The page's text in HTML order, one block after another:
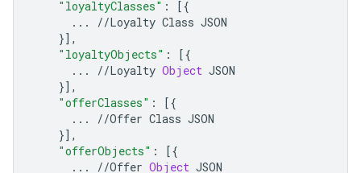
"loyaltyClasses" :
[{
...
//Loyalty Class JSON
}],
"loyaltyObjects" :
[{
...
//Loyalty Object JSON
}],
"offerClasses" :
[{
...
//Offer Class JSON
}],
"offerObjects" :
[{
...
//Offer Object JSON